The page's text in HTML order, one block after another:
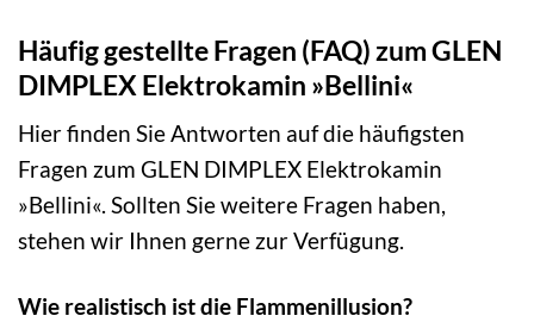
Häufig gestellte Fragen (FAQ) zum GLEN
DIMPLEX Elektrokamin »Bellini«
Hier finden Sie Antworten auf die häufigsten
Fragen zum GLEN DIMPLEX Elektrokamin
»Bellini«. Sollten Sie weitere Fragen haben,
stehen wir Ihnen gerne zur Verfügung.
Wie realistisch ist die Flammenillusion?